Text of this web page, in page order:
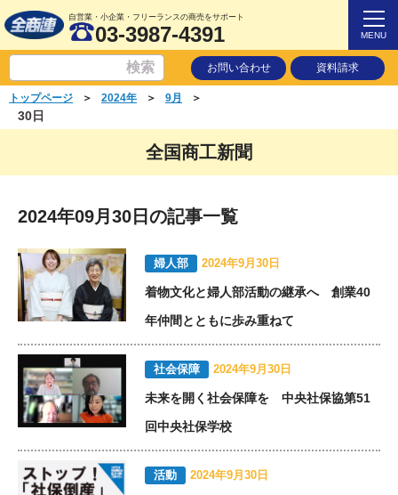
自営業・小企業・フリーランスの商売をサポート
03-3987-4391 MENU
お問い合わせ 資料請求
トップページ ＞ 2024年 ＞ 9月 ＞
30日
全国商工新聞
2024年09月30日の記事一覧
婦人部 2024年9月30日
着物文化と婦人部活動の継承へ 創業40
年仲間とともに歩み重ねて
社会保障 2024年9月30日
未来を開く社会保障を 中央社保協第51
回中央社保学校
活動 2024年9月30日